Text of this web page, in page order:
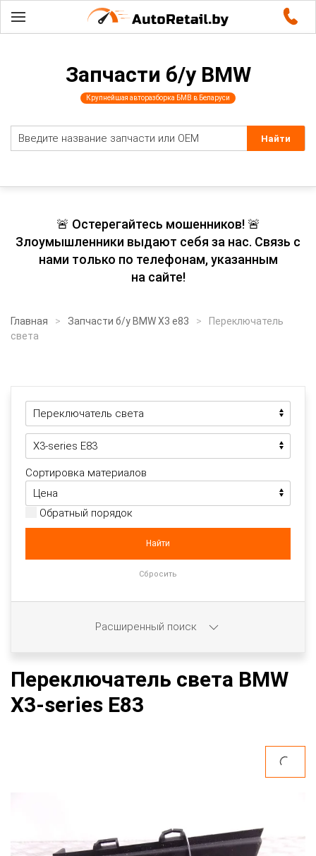
Запчасти б/у BMW
Крупнейшая авторазборка БМВ в Беларуси
🚨 Остерегайтесь мошенников! 🚨
Злоумышленники выдают себя за нас. Связь с
нами только по телефонам, указанным
на сайте!
Главная Запчасти б/у BMW X3 e83
Переключатель
света
Переключатель света BMW
X3-series E83
Сортировка материалов
Обратный порядок
Расширенный поиск